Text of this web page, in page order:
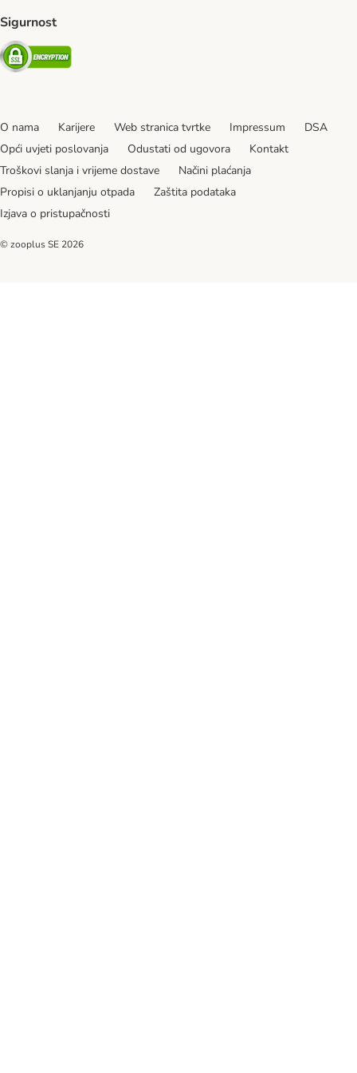
Sigurnost
Security
O nama Karijere Web stranica tvrtke Impressum
DSA
Opći uvjeti poslovanja
Odustati od ugovora
Kontakt
Troškovi slanja i vrijeme dostave
Načini plaćanja
Propisi o uklanjanju otpada
Zaštita podataka
Izjava o pristupačnosti
© zooplus SE 2026